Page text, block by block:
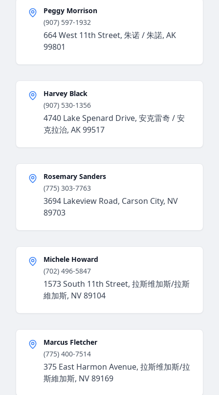
Peggy Morrison
(907) 597-1932
664 West 11th Street, 朱诺 / 朱諾, AK
99801
Harvey Black
(907) 530-1356
4740 Lake Spenard Drive, 安克雷奇 / 安
克拉治, AK 99517
Rosemary Sanders
(775) 303-7763
3694 Lakeview Road, Carson City, NV
89703
Michele Howard
(702) 496-5847
1573 South 11th Street, 拉斯维加斯/拉斯
維加斯, NV 89104
Marcus Fletcher
(775) 400-7514
375 East Harmon Avenue, 拉斯维加斯/拉
斯維加斯, NV 89169